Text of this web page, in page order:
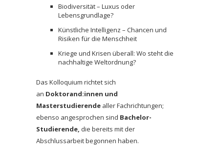
Biodiversität – Luxus oder
Lebensgrundlage?
Künstliche Intelligenz – Chancen und
Risiken für die Menschheit
Kriege und Krisen überall: Wo steht die
nachhaltige Weltordnung?
Das Kolloquium richtet sich
an Doktorand:innen und
Masterstudierende aller Fachrichtungen;
ebenso angesprochen sind Bachelor-
Studierende, die bereits mit der
Abschlussarbeit begonnen haben.